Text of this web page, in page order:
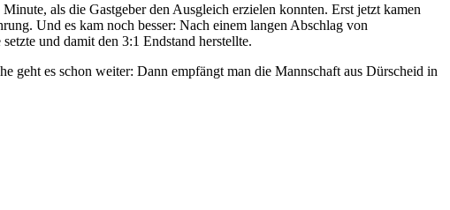
als die Gastgeber den Ausgleich erzielen konnten. Erst jetzt kamen
Und es kam noch besser: Nach einem langen Abschlag von
und damit den 3:1 Endstand herstellte.
geht es schon weiter: Dann empfängt man die Mannschaft aus Dürscheid in